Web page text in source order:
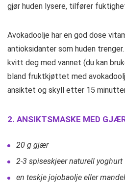
gjør huden lysere, tilfører
Avokadoolje har en god dose
antioksidanter som huden
kvitt deg med vannet (du kan
bland fruktkjøttet med
ansiktet og skyll etter 15
2. ANSIKTSMASKE MED
20 g gjær
2-3 spiseskjeer naturell yoghurt
en teskje jojobaolje eller